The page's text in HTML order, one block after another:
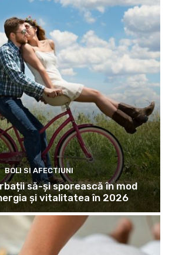
BOLI SI AFECTIUNI
să-și sporească în mod
și vitalitatea în 2026